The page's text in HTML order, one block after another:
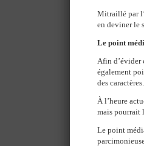
Mitraillé par
en deviner le
Le point
Afin d’évider
également
des
À l’heure
mais pourrait
Le point